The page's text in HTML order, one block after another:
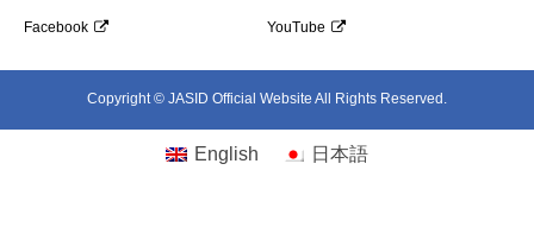
Facebook YouTube
Copyright © JASID Official Website All Rights Reserved.
English 日本語